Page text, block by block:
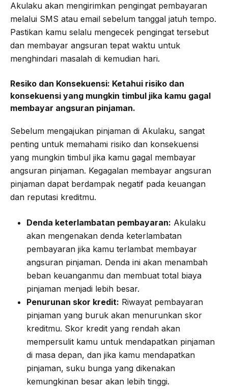
Akulaku akan mengirimkan pengingat pembayaran
melalui SMS atau email sebelum tanggal jatuh tempo.
Pastikan kamu selalu mengecek pengingat tersebut
dan membayar angsuran tepat waktu untuk
menghindari masalah di kemudian hari.
Resiko dan Konsekuensi: Ketahui risiko dan
konsekuensi yang mungkin timbul jika kamu gagal
membayar angsuran pinjaman.
Sebelum mengajukan pinjaman di Akulaku, sangat
penting untuk memahami risiko dan konsekuensi
yang mungkin timbul jika kamu gagal membayar
angsuran pinjaman. Kegagalan membayar angsuran
pinjaman dapat berdampak negatif pada keuangan
dan reputasi kreditmu.
Denda keterlambatan pembayaran: Akulaku
akan mengenakan denda keterlambatan
pembayaran jika kamu terlambat membayar
angsuran pinjaman. Denda ini akan menambah
beban keuanganmu dan membuat total biaya
pinjaman menjadi lebih besar.
Penurunan skor kredit: Riwayat pembayaran
pinjaman yang buruk akan menurunkan skor
kreditmu. Skor kredit yang rendah akan
mempersulit kamu untuk mendapatkan pinjaman
di masa depan, dan jika kamu mendapatkan
pinjaman, suku bunga yang dikenakan
kemungkinan besar akan lebih tinggi.